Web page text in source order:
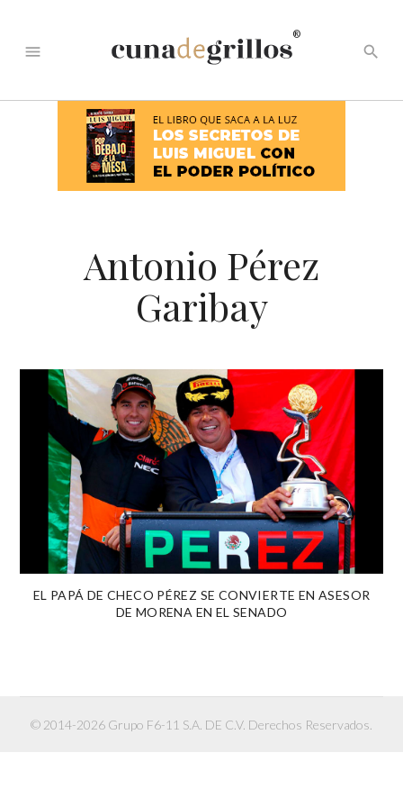
menu
®
search
Antonio Pérez
Garibay
EL PAPÁ DE CHECO PÉREZ SE CONVIERTE EN ASESOR
DE MORENA EN EL SENADO
© 2014-2026 Grupo F6-11 S.A. DE C.V. Derechos Reservados.